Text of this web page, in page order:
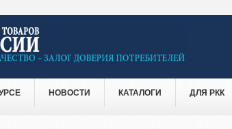
НОВОСТИ КАТАЛОГИ ДЛЯ РКК